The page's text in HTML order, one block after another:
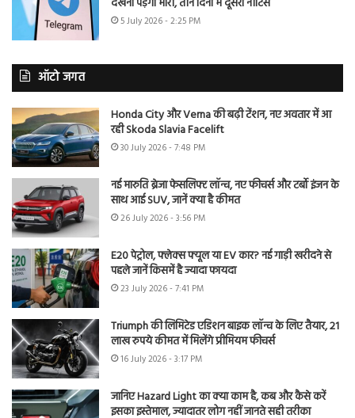
देखना पड़ेगा भारी, तीन दिनों में दूसरा नोटिस
5 July 2026 - 2:25 PM
ऑटो जगत
Honda City और Verna की बढ़ी टेंशन, नए अवतार में आ
रही Skoda Slavia Facelift
30 July 2026 - 7:48 PM
नई मारुति ब्रेजा फेसलिफ्ट लॉन्च, नए फीचर्स और टर्बो इंजन के
साथ आई SUV, जानें क्या है कीमत
26 July 2026 - 3:56 PM
E20 पेट्रोल, फ्लेक्स फ्यूल या EV कार? नई गाड़ी खरीदने से
पहले जानें किसमें है ज्यादा फायदा
23 July 2026 - 7:41 PM
Triumph की लिमिटेड एडिशन बाइक लॉन्च के लिए तैयार, 21
लाख रुपये कीमत में मिलेंगे प्रीमियम फीचर्स
16 July 2026 - 3:17 PM
जानिए Hazard Light का क्या काम है, कब और कैसे करें
इसका इस्तेमाल, ज्यादातर लोग नहीं जानते सही तरीका